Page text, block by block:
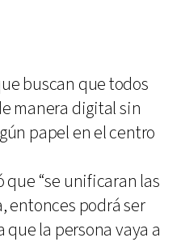
buscan que todos
manera digital sin
papel en el centro
que “se unificaran las
entonces podrá ser
que la persona vaya a